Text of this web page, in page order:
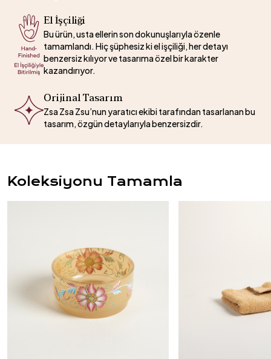
El İşçiliği
Bu ürün, usta ellerin son dokunuşlarıyla özenle
tamamlandı. Hiç şüphesiz ki el işçiliği, her detayı
benzersiz kılıyor ve tasarıma özel bir karakter
kazandırıyor.
Orijinal Tasarım
Zsa Zsa Zsu’nun yaratıcı ekibi tarafından tasarlanan bu
tasarım, özgün detaylarıyla benzersizdir.
Koleksiyonu Tamamla